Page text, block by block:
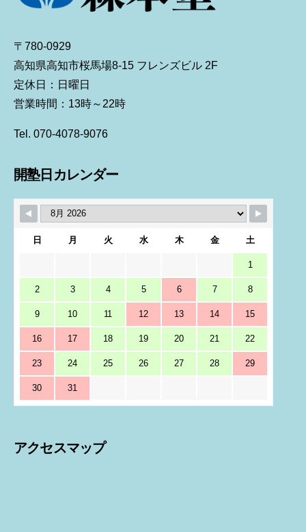
〒780-0929
高知県高知市桜馬場8-15 フレンズビル 2F
定休日：日曜日
営業時間：13時～22時
Tel. 070-4078-9076
開塾日カレンダー
日 月 火 水 木 金 土
1
2 3 4 5 6 7 8
9 10 11 12 13 14 15
16 17 18 19 20 21 22
23 24 25 26 27 28 29
30 31
アクセスマップ